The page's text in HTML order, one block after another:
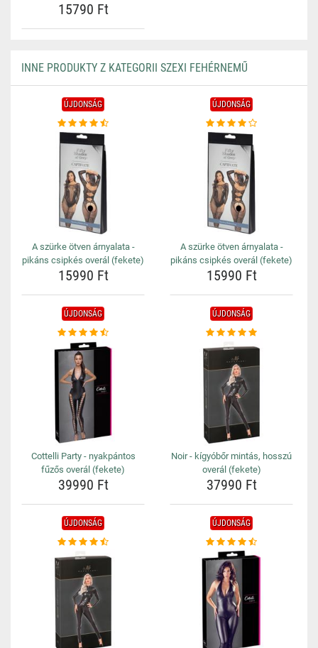
15790 Ft
INNE PRODUKTY Z KATEGORII SZEXI FEHÉRNEMŰ
ÚJDONSÁG
A szürke ötven árnyalata -
pikáns csipkés overál (fekete)
15990 Ft
ÚJDONSÁG
A szürke ötven árnyalata -
pikáns csipkés overál (fekete)
15990 Ft
ÚJDONSÁG
Cottelli Party - nyakpántos
fűzős overál (fekete)
39990 Ft
ÚJDONSÁG
Noir - kígyóbőr mintás, hosszú
overál (fekete)
37990 Ft
ÚJDONSÁG ÚJDONSÁG